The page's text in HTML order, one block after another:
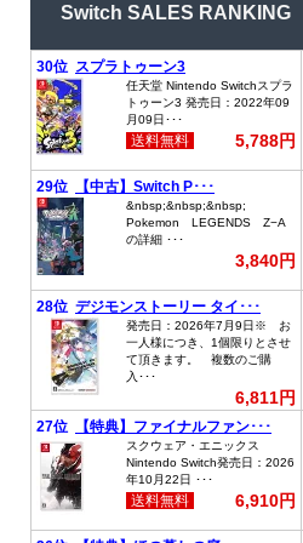
Switch SALES RANKING